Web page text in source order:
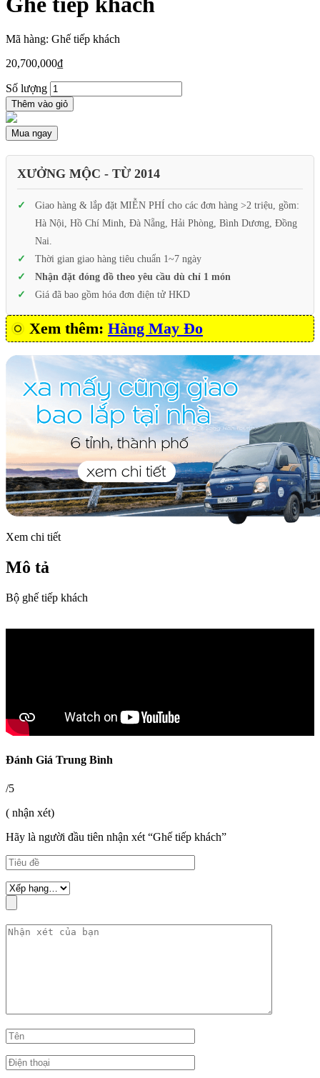
Mã hàng: Ghế tiếp khách
20,700,000₫
Số lượng
Thêm vào giỏ
Mua ngay
XƯỞNG MỘC - TỪ 2014
Giao hàng & lắp đặt MIỄN PHÍ cho các đơn hàng >2 triệu, gồm:
Hà Nội, Hồ Chí Minh, Đà Nẵng, Hải Phòng, Bình Dương, Đồng
Nai.
Thời gian giao hàng tiêu chuẩn 1~7 ngày
Nhận đặt đóng đồ theo yêu cầu dù chỉ 1 món
Giá đã bao gồm hóa đơn điện tử HKD
Xem thêm: Hàng May Đo
Xem chi tiết
Mô tả
Bộ ghế tiếp khách
Đánh Giá Trung Bình
/5
( nhận xét)
Hãy là người đầu tiên nhận xét “Ghế tiếp khách”